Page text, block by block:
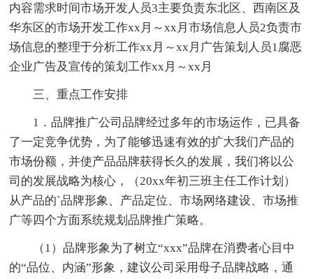
内容需求时间市场开发人员3主要负责东北区、西南区及
华东区的市场开发工作xx月～xx月市场信息人员2负责市
场信息的整理于分析工作xx月～xx月广告策划人员1腐恶
企业广告及宣传的策划工作xx月～xx月
三、重点工作安排
1．品牌推广公司品牌经过多年的市场运作，已具备
了一定竞争优势，为了能够迅速有效的扩大我们产品的
市场份额，并使产品品牌获得长久的发展，我们将以公
司的发展战略为核心，（20xx年初三班主任工作计划）
从产品的`品牌形象、产品定位、市场网络建设、市场推
广等四个方面系统规划品牌推广策略。
（1）品牌形象为了树立“xxx”品牌在消费者心目中
的“品位、内涵”形象，建议公司采用母子品牌战略，通